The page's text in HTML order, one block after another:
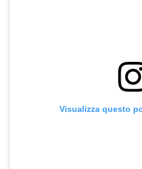
Visualizza questo